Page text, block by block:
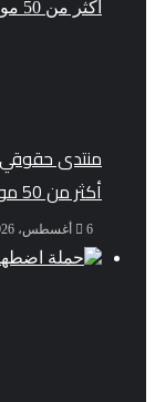
منتدى حقوقي
أكثر من 50 موكبا دينيا
6 أغسطس، 2026